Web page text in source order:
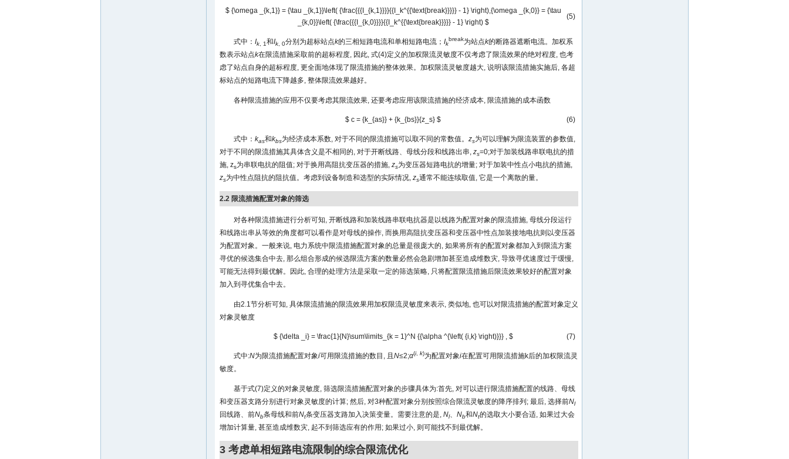
$ {\omega _{k,1}} = {\tau _{k,1}}\left( {\frac{{{I_{k,1}}}}{{I_k^{{\text{break}}}}} - 1} \right),{\omega _{k,0}} = {\tau
_{k,0}}\left( {\frac{{{I_{k,0}}}}{{I_k^{{\text{break}}}}} - 1} \right) $
(5)
式中： Ik, 1和Ik, 0分别为超标站点k的三相短路电流和单相短路电流； Ik
break为站点k的断路器遮断电流。加权系
数表示站点k在限流措施采取前的超标程度, 因此, 式(4)定义的加权限流灵敏度不仅考虑了限流效果的绝对程度, 也考
虑了站点自身的超标程度, 更全面地体现了限流措施的整体效果。加权限流灵敏度越大, 说明该限流措施实施后, 各超
标站点的短路电流下降越多, 整体限流效果越好。
各种限流措施的应用不仅要考虑其限流效果, 还要考虑应用该限流措施的经济成本, 限流措施的成本函数
$ c = {k_{as}} + {k_{bs}}{z_s} $ (6)
式中： kas和kbs为经济成本系数, 对于不同的限流措施可以取不同的常数值。 zs为可以理解为限流装置的参数值,
对于不同的限流措施其具体含义是不相同的, 对于开断线路、母线分段和线路出串, zs=0;对于加装线路串联电抗的措
施, zs为串联电抗的阻值; 对于换用高阻抗变压器的措施, zs为变压器短路电抗的增量; 对于加装中性点小电抗的措施,
zs为中性点阻抗的阻抗值。考虑到设备制造和选型的实际情况, zs通常不能连续取值, 它是一个离散的量。
2.2 限流措施配置对象的筛选
对各种限流措施进行分析可知, 开断线路和加装线路串联电抗器是以线路为配置对象的限流措施, 母线分段运行
和线路出串从等效的角度都可以看作是对母线的操作, 而换用高阻抗变压器和变压器中性点加装接地电抗则以变压器
为配置对象。一般来说, 电力系统中限流措施配置对象的总量是很庞大的, 如果将所有的配置对象都加入到限流方案
寻优的候选集合中去, 那么组合形成的候选限流方案的数量必然会急剧增加甚至造成维数灾, 导致寻优速度过于缓慢,
可能无法得到最优解。因此, 合理的处理方法是采取一定的筛选策略, 只将配置限流措施后限流效果较好的配置对象
加入到寻优集合中去。
由2.1节分析可知, 具体限流措施的限流效果用加权限流灵敏度来表示, 类似地, 也可以对限流措施的配置对象定义
对象灵敏度
$ {\delta _i} = \frac{1}{N}\sum\limits_{k = 1}^N {{\alpha ^{\left( {i,k} \right)}}} , $ (7)
式中:N为限流措施配置对象i可用限流措施的数目, 且 N≤2;α(i, k)为配置对象i在配置可用限流措施k后的加权限流灵
敏度。
基于式(7)定义的对象灵敏度, 筛选限流措施配置对象的步骤具体为:首先, 对可以进行限流措施配置的线路、母线
和变压器支路分别进行对象灵敏度的计算; 然后, 对3种配置对象分别按照综合限流灵敏度的降序排列; 最后, 选择前Nl
回线路、前Nb条母线和前Nt条变压器支路加入决策变量。需要注意的是, Nl、 Nb和Nt的选取大小要合适, 如果过大会
增加计算量, 甚至造成维数灾, 起不到筛选应有的作用; 如果过小, 则可能找不到最优解。
3 考虑单相短路电流限制的综合限流优化